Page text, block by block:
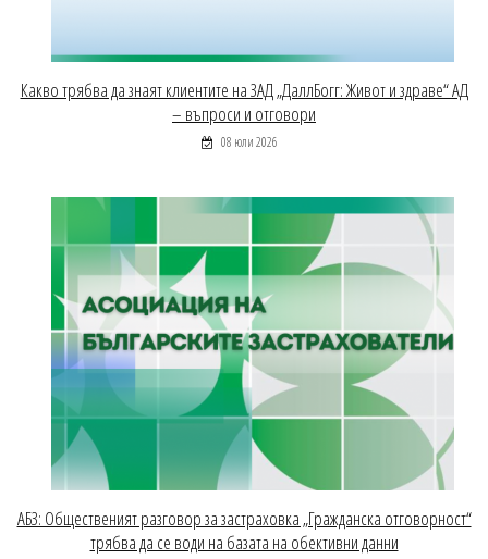
Какво трябва да знаят клиентите на ЗАД „ДаллБогг: Живот и здраве“ АД
– въпроси и отговори
08 юли 2026
АБЗ: Общественият разговор за застраховка „Гражданска отговорност“
трябва да се води на базата на обективни данни